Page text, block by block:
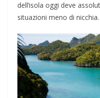
dell’isola oggi deve
situazioni meno di nicchia.